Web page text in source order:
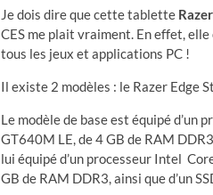
Je dois dire que cette tablette
CES me plait vraiment. En effet,
tous les jeux et applications PC !
Il existe 2 modèles : le Razer Edge
Le modèle de base est équipé d’un
GT640M LE, de 4 GB de RAM
lui équipé d’un processeur Intel
GB de RAM DDR3, ainsi que d’un